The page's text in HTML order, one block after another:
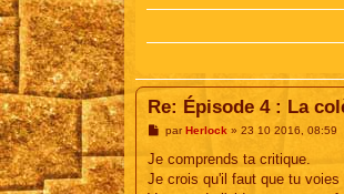
Re: Épisode 4 : La
M
s
a
par Herlock» 23 10 2016, 08:59
Je comprends ta critique.
Je crois qu'il faut que tu